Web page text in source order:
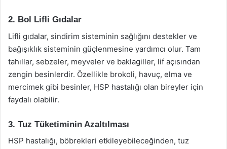
2. Bol Lifli Gıdalar
Lifli gıdalar, sindirim sisteminin sağlığını destekler ve
bağışıklık sisteminin güçlenmesine yardımcı olur. Tam
tahıllar, sebzeler, meyveler ve baklagiller, lif açısından
zengin besinlerdir. Özellikle brokoli, havuç, elma ve
mercimek gibi besinler, HSP hastalığı olan bireyler için
faydalı olabilir.
3. Tuz Tüketiminin Azaltılması
HSP hastalığı, böbrekleri etkileyebileceğinden, tuz